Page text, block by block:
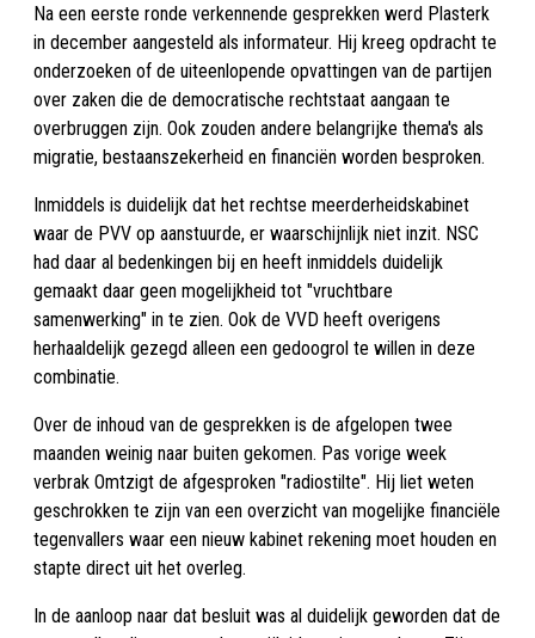
Na een eerste ronde verkennende gesprekken werd Plasterk
in december aangesteld als informateur. Hij kreeg opdracht te
onderzoeken of de uiteenlopende opvattingen van de partijen
over zaken die de democratische rechtstaat aangaan te
overbruggen zijn. Ook zouden andere belangrijke thema's als
migratie, bestaanszekerheid en financiën worden besproken.
Inmiddels is duidelijk dat het rechtse meerderheidskabinet
waar de PVV op aanstuurde, er waarschijnlijk niet inzit. NSC
had daar al bedenkingen bij en heeft inmiddels duidelijk
gemaakt daar geen mogelijkheid tot "vruchtbare
samenwerking" in te zien. Ook de VVD heeft overigens
herhaaldelijk gezegd alleen een gedoogrol te willen in deze
combinatie.
Over de inhoud van de gesprekken is de afgelopen twee
maanden weinig naar buiten gekomen. Pas vorige week
verbrak Omtzigt de afgesproken "radiostilte". Hij liet weten
geschrokken te zijn van een overzicht van mogelijke financiële
tegenvallers waar een nieuw kabinet rekening moet houden en
stapte direct uit het overleg.
In de aanloop naar dat besluit was al duidelijk geworden dat de